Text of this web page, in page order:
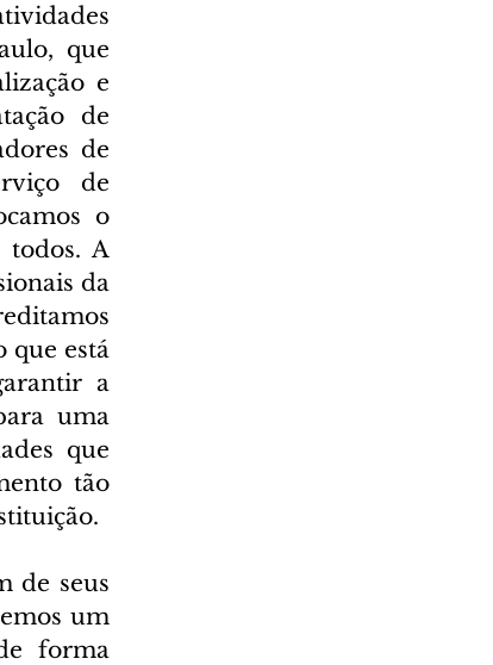
que
e
de
de
de
o
A
da
que está
a
uma
que
tão
de seus
um
forma